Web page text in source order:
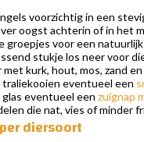
voorzichtig in een
oogst achterin of in het
groepjes voor een
stukje los neer voor
met kurk, hout, mos, zand
traliekooien eventueel een
eventueel een zuignap
die nat, vies of minder
diersoort